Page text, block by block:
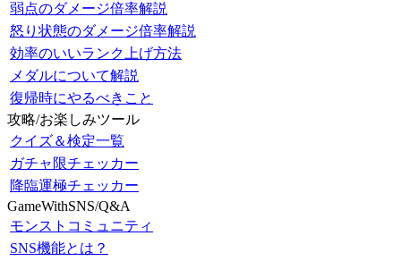
弱点のダメージ倍率解説
怒り状態のダメージ倍率解説
効率のいいランク上げ方法
メダルについて解説
復帰時にやるべきこと
攻略/お楽しみツール
クイズ＆検定一覧
ガチャ限チェッカー
降臨運極チェッカー
GameWithSNS/Q&A
モンストコミュニティ
SNS機能とは？